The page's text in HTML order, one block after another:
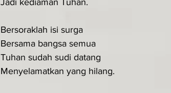
Jadi kediaman Tuhan.
Bersoraklah isi surga
Bersama bangsa semua
Tuhan sudah sudi datang
Menyelamatkan yang hilang.